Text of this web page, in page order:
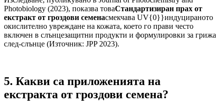
Photobiology (2023), показва товаСтандартизиран прах от
екстракт от гроздови семенасмекчава UV{0}}индуцираното
окислително увреждане на кожата, което го прави често
включен в слънцезащитни продукти и формулировки за грижа
след-слънце (Източник: JPP 2023).
5. Какви са приложенията на
екстракта от гроздови семена?